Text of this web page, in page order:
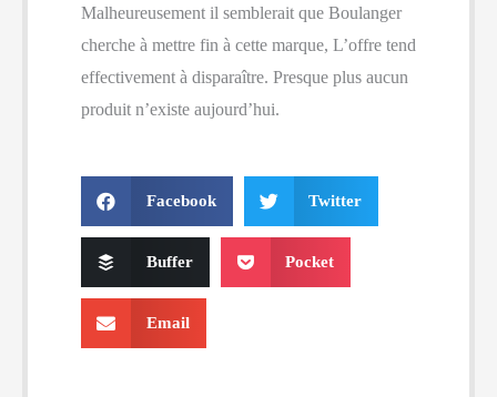
Malheureusement il semblerait que Boulanger
cherche à mettre fin à cette marque, L’offre tend
effectivement à disparaître. Presque plus aucun
produit n’existe aujourd’hui.
Facebook Twitter
Buffer Pocket
Email